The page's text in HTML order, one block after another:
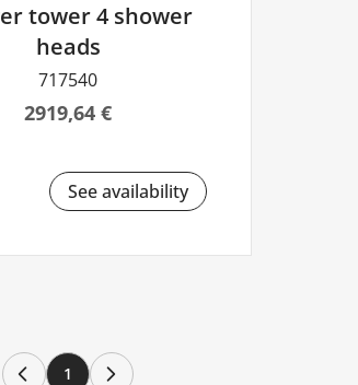
tower 4 shower
heads
717540
2919,64 €
See availability
1